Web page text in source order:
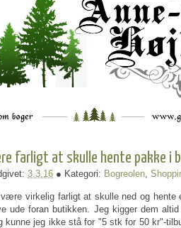
farligt at skulle hente pakke i
3.3.16 ● Kategori: Bogreolen,
virkelig farligt at skulle ned og hente
ude foran butikken. Jeg kigger dem
kunne jeg ikke stå for "5 stk for 50 kr"-